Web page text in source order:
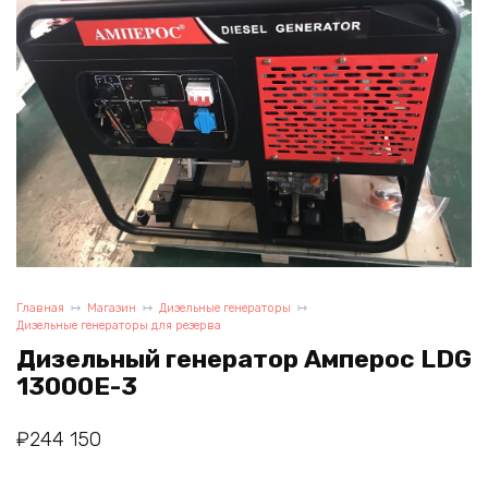
Главная Магазин
Дизельные генераторы
Дизельные генераторы для резерва
Дизельный генератор Амперос LDG
13000E-3
₽244 150